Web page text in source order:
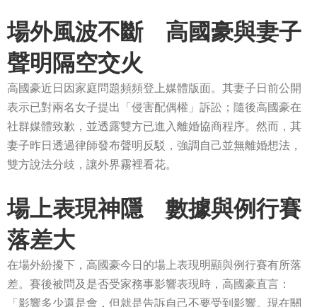
場外風波不斷 高國豪與妻子
聲明隔空交火
高國豪近日因家庭問題頻頻登上媒體版面。其妻子日前公開
表示已對兩名女子提出「侵害配偶權」訴訟；隨後高國豪在
社群媒體致歉，並透露雙方已進入離婚協商程序。然而，其
妻子昨日透過律師發布聲明反駁，強調自己並無離婚想法，
雙方說法分歧，讓外界霧裡看花。
場上表現神隱 數據與例行賽
落差大
在場外紛擾下，高國豪今日的場上表現明顯與例行賽有所落
差。賽後被問及是否受家務事影響表現時，高國豪直言：
「影響多少還是會，但就是告訴自己不要受到影響。現在關